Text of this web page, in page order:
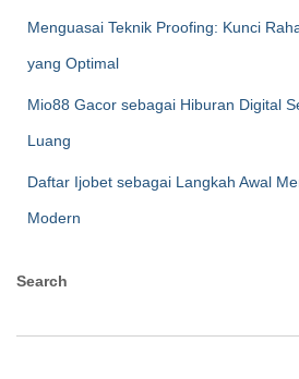
Menguasai Teknik Proofing: Kunci
yang Optimal
Mio88 Gacor sebagai Hiburan Digital
Luang
Daftar Ijobet sebagai Langkah Awal
Modern
Search